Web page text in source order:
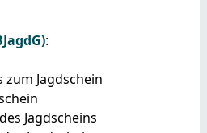
:
zum Jagdschein
Jagdscheins